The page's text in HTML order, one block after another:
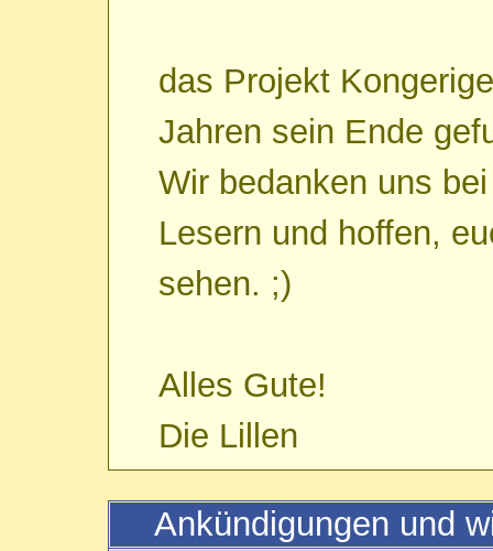
das Projekt
Jahren sein Ende
Wir bedanken uns
Lesern und hoffen,
sehen. ;)
Alles Gute!
Die Lillen
Ankündigungen und